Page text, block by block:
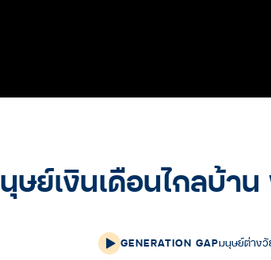
ษย์เงินเดือนไกลบ้า
GENERATION GAPมนุษย์ต่าง